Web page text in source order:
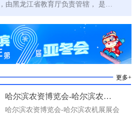
由黑龙江省教育厅负责管辖， 是国
更多+
哈尔滨农资博览会-哈尔滨农机展
哈尔滨农资博览会-哈尔滨农机展展会